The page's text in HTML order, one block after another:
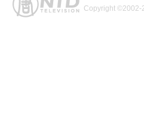
Copyright ©2002-